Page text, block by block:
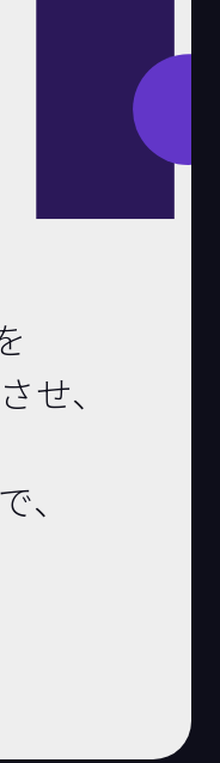
せ、
、